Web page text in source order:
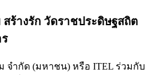
ร้างรัก วัดราชประดิษฐสถิต
จำกัด (มหาชน) หรือ ITEL ร่วมกับ